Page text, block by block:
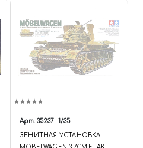
Арт. 35237 1/35
ЗЕНИТНАЯ УСТАНОВКА